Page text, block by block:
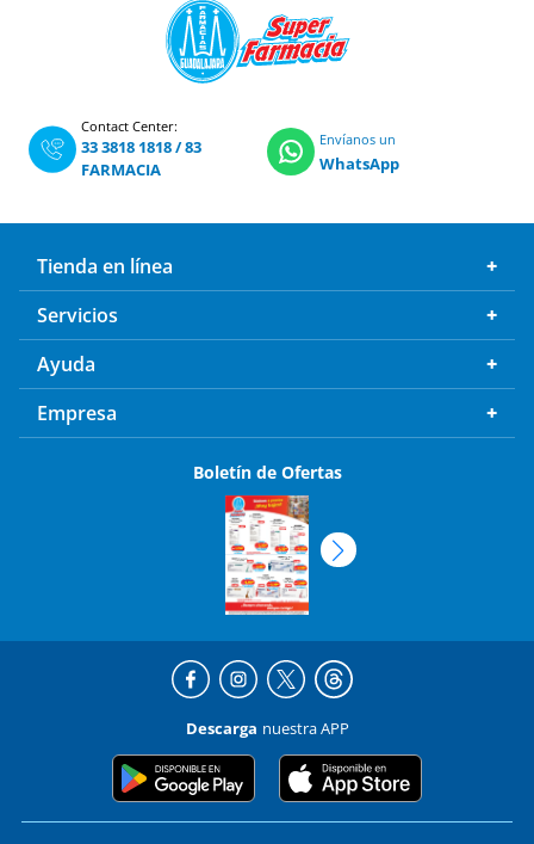
Contact Center:
33 3818 1818/83
FARMACIA
Envíanos un
WhatsApp
Tienda en línea
Servicios
Ayuda
Empresa
Boletín de Ofertas
Descarga nuestra APP